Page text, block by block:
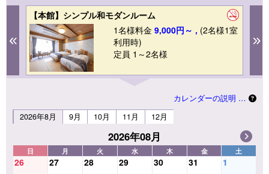
Previous
【本館】シンプル和モダンルーム
1名様料金 9,000円～ , (2名様1室
利用時)
定員 1～2名様
カレンダーの説明 …
2026年8月
9月 10月 11月 12月
2026年08月
日 月 火 水 木 金 土
26 27 28 29 30 31 1